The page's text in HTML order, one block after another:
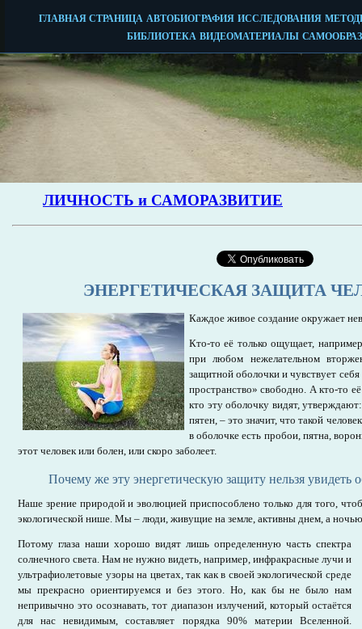
ЭНЕРГЕТИЧЕСКАЯ ЗАЩИТА
Каждое живое создание окружает
Кто-то её только ощущает,
при любом нежелательном
защитной оболочки и чувствует
пространство» свободно. А кто-то
кто эту оболочку видят,
пятен, – это значит, что такой
в оболочке есть пробои, пятна,
этот человек или болен, или скоро заболеет.
Почему же эту энергетическую защиту нельзя увидеть
Наше зрение природой и эволюцией приспособлено только для того,
экологической нише. Мы – люди, живущие на земле, активны днем, а
Потому глаза наши хорошо видят лишь определенную часть спектра
солнечного света. Нам не нужно видеть, например, инфракрасные лучи и
ультрафиолетовые узоры на цветах, так как в своей экологической среде
мы прекрасно ориентируемся и без этого. Но, как бы не было нам
непривычно это осознавать, тот диапазон излучений, который остаётся
для нас невидимым, составляет порядка 90% материи Вселенной.